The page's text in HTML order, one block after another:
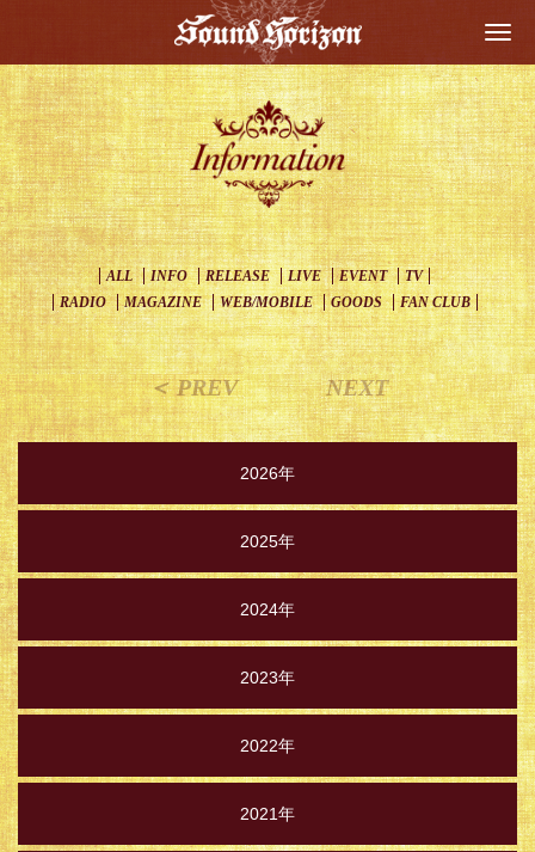
ALL INFO RELEASE LIVE EVENT
TV
RADIO
MAGAZINE WEB/MOBILE GOODS FAN CLUB
＜ PREV NEXT
2026年
2025年
2024年
2023年
2022年
2021年